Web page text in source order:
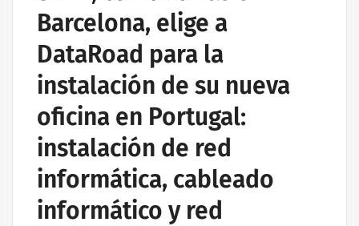
Barcelona, elige a
DataRoad para la
instalación de su nueva
oficina en Portugal:
instalación de red
informática, cableado
informático y red